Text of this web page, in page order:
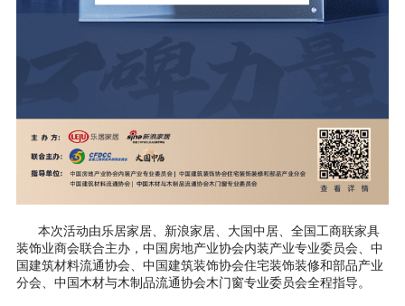
本次活动由乐居家居、新浪家居、大国中居、全国工商联家具
装饰业商会联合主办，中国房地产业协会内装产业专业委员会、中
国建筑材料流通协会、中国建筑装饰协会住宅装饰装修和部品产业
分会、中国木材与木制品流通协会木门窗专业委员会全程指导。